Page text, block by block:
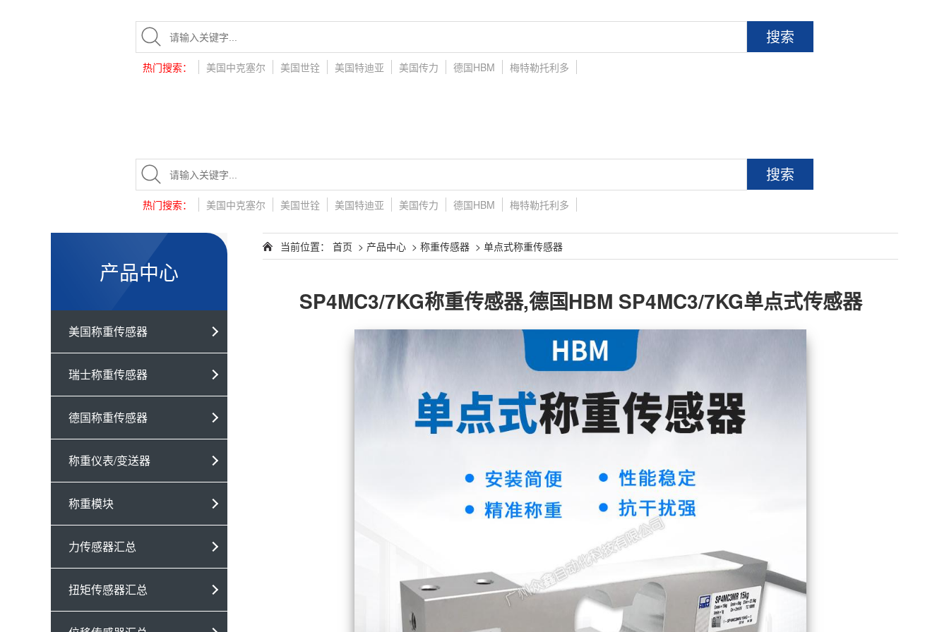
搜索
热门搜索： 美国中克塞尔 美国世铨 美国特迪亚 美国传力 德国HBM 梅特勒托利多
搜索
热门搜索： 美国中克塞尔 美国世铨 美国特迪亚 美国传力 德国HBM 梅特勒托利多
产品中心
美国称重传感器
瑞士称重传感器
德国称重传感器
称重仪表/变送器
称重模块
力传感器汇总
扭矩传感器汇总
当前位置： 首页 > 产品中心 > 称重传感器 > 单点式称重传感器
SP4MC3/7KG称重传感器,德国HBM SP4MC3/7KG单点式传感器